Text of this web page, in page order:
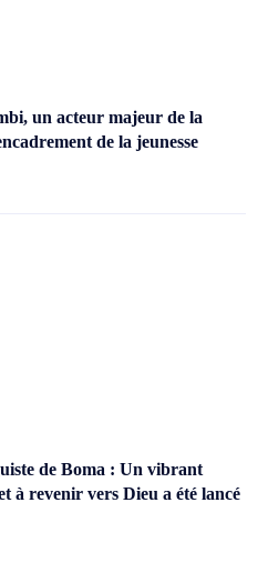
un acteur majeur de la
de la jeunesse
de Boma : Un vibrant
à revenir vers Dieu a été lancé